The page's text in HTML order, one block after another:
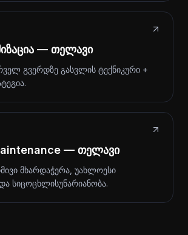
— თელავი
გვერდზე გასვლის ტექნიკური +
— თელავი
მხარდაჭერა, უახლოესი
სიცოცხლისუნარიანობა.